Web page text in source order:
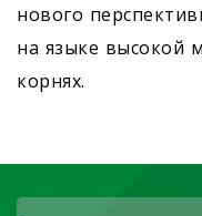
нового
на языке высокой
корнях.